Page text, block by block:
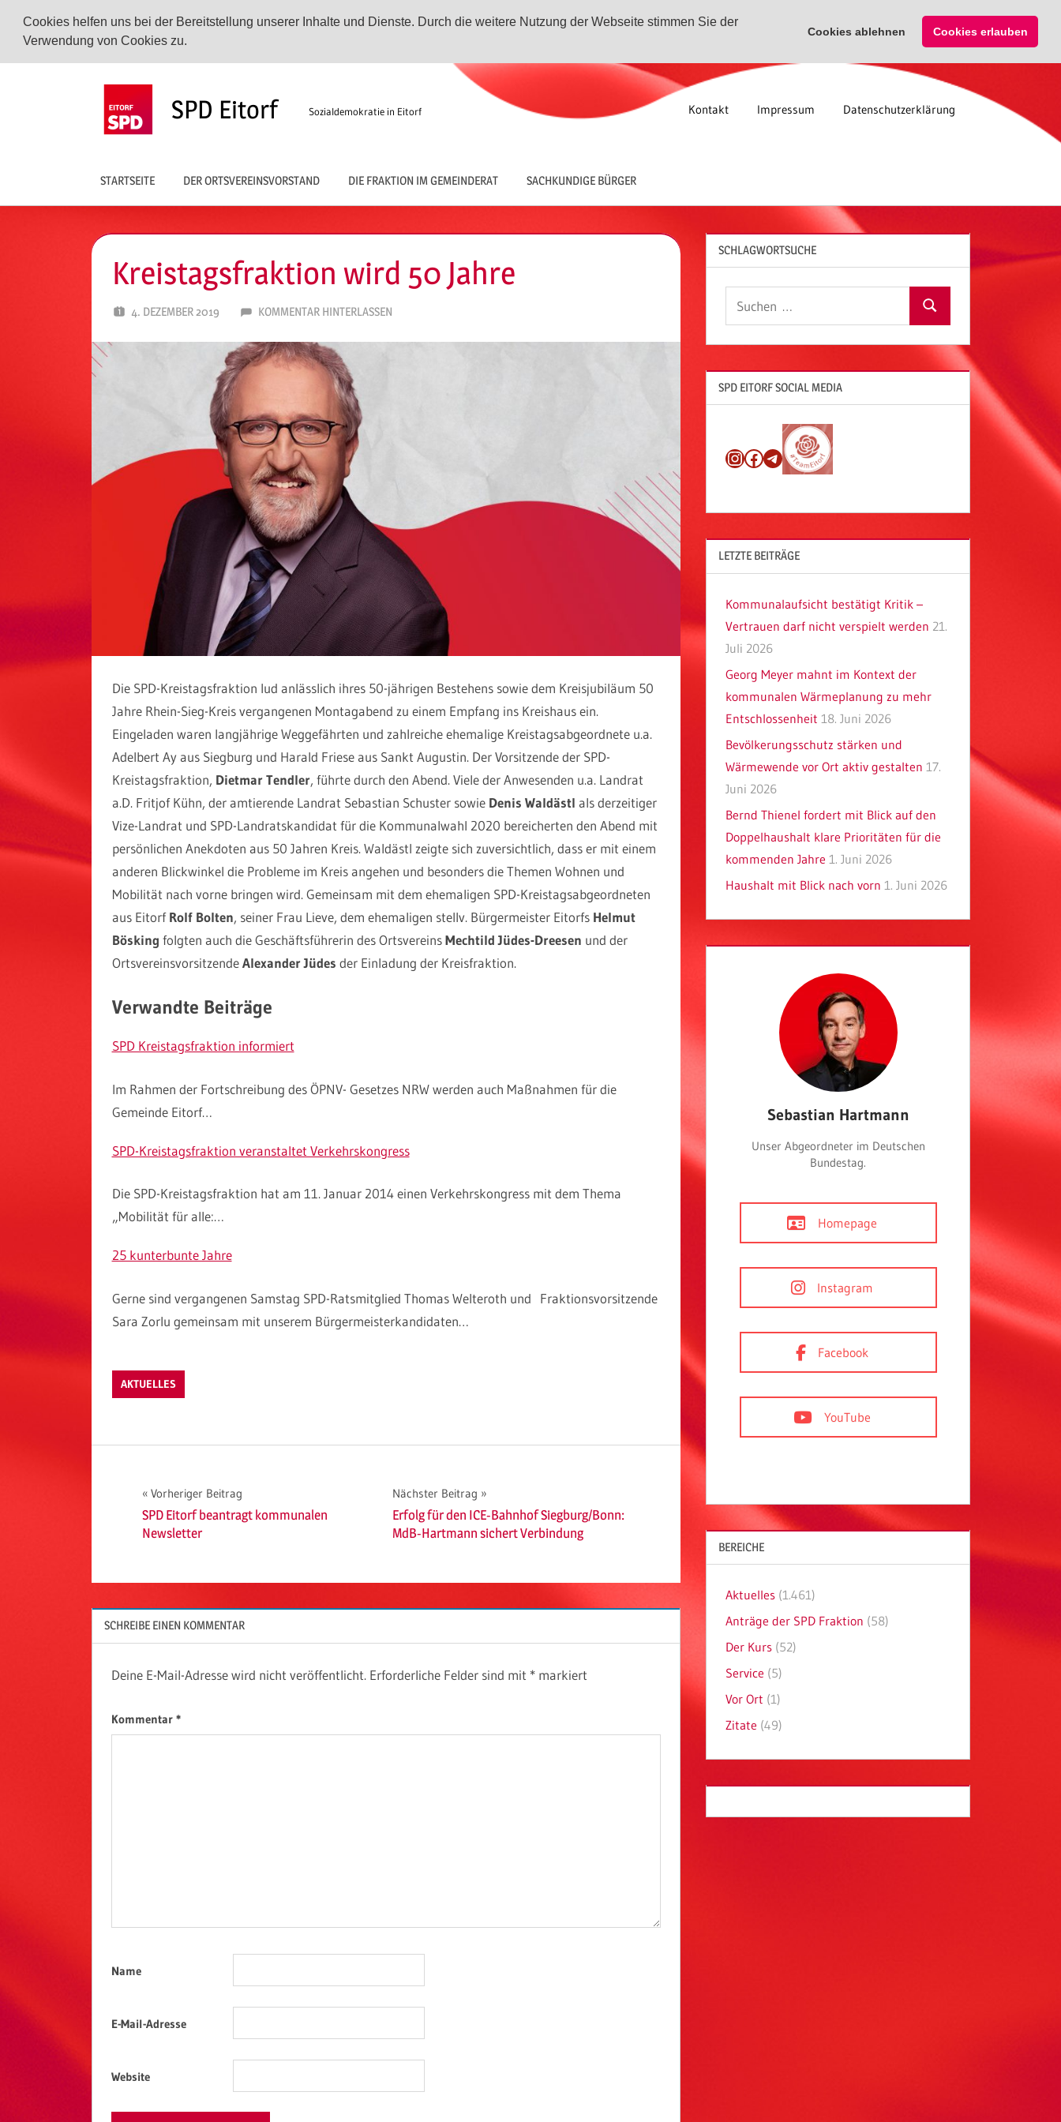
Cookies helfen uns bei der Bereitstellung unserer Inhalte und Dienste. Durch die weitere Nutzung der Webseite stimmen Sie der
Verwendung von Cookies zu.
Cookies ablehnen Cookies erlauben
SPD Eitorf Sozialdemokratie in Eitorf Kontakt Impressum Datenschutzerklärung
STARTSEITE DER ORTSVEREINSVORSTAND DIE FRAKTION IM GEMEINDERAT SACHKUNDIGE BÜRGER
Kreistagsfraktion wird 50 Jahre
4. DEZEMBER 2019 SPD EITORF
KOMMENTAR HINTERLASSEN
Die SPD-Kreistagsfraktion lud anlässlich ihres 50-jährigen Bestehens sowie dem Kreisjubiläum 50
Jahre Rhein-Sieg-Kreis vergangenen Montagabend zu einem Empfang ins Kreishaus ein.
Eingeladen waren langjährige Weggefährten und zahlreiche ehemalige Kreistagsabgeordnete u.a.
Adelbert Ay aus Siegburg und Harald Friese aus Sankt Augustin. Der Vorsitzende der SPD-
Kreistagsfraktion, Dietmar Tendler, führte durch den Abend. Viele der Anwesenden u.a. Landrat
a.D. Fritjof Kühn, der amtierende Landrat Sebastian Schuster sowie Denis Waldästl als derzeitiger
Vize-Landrat und SPD-Landratskandidat für die Kommunalwahl 2020 bereicherten den Abend mit
persönlichen Anekdoten aus 50 Jahren Kreis. Waldästl zeigte sich zuversichtlich, dass er mit einem
anderen Blickwinkel die Probleme im Kreis angehen und besonders die Themen Wohnen und
Mobilität nach vorne bringen wird. Gemeinsam mit dem ehemaligen SPD-Kreistagsabgeordneten
aus EitorfRolf Bolten, seiner Frau Lieve, dem ehemaligen stellv. Bürgermeister Eitorfs Helmut
Bösking folgten auch die Geschäftsführerin des OrtsvereinsMechtild Jüdes-Dreesen und der
OrtsvereinsvorsitzendeAlexander Jüdes der Einladung der Kreisfraktion.
Verwandte Beiträge
SPD Kreistagsfraktion informiert
Im Rahmen der Fortschreibung des ÖPNV- Gesetzes NRW werden auch Maßnahmen für die
Gemeinde Eitorf…
SPD-Kreistagsfraktion veranstaltet Verkehrskongress
Die SPD-Kreistagsfraktion hat am 11. Januar 2014 einen Verkehrskongress mit dem Thema
„Mobilität für alle:…
25 kunterbunte Jahre
Gerne sind vergangenen Samstag SPD-Ratsmitglied Thomas Welteroth und Fraktionsvorsitzende
Sara Zorlu gemeinsam mit unserem Bürgermeisterkandidaten…
AKTUELLES
Beitragsnavigation
Vorheriger Beitrag
SPD Eitorf beantragt kommunalen
Newsletter
Nächster Beitrag
Erfolg für den ICE-Bahnhof Siegburg/Bonn:
MdB-Hartmann sichert Verbindung
SCHREIBE EINEN KOMMENTAR
Deine E-Mail-Adresse wird nicht veröffentlicht. Erforderliche Felder sind mit * markiert
Kommentar *
Name
E-Mail-Adresse
Website
SCHLAGWORTSUCHE
Suchen
SPD EITORF SOCIAL MEDIA
Instagram
Facebook
Telegram
LETZTE BEITRÄGE
Kommunalaufsicht bestätigt Kritik –
Vertrauen darf nicht verspielt werden 21.
Juli 2026
Georg Meyer mahnt im Kontext der
kommunalen Wärmeplanung zu mehr
Entschlossenheit 18. Juni 2026
Bevölkerungsschutz stärken und
Wärmewende vor Ort aktiv gestalten 17.
Juni 2026
Bernd Thienel fordert mit Blick auf den
Doppelhaushalt klare Prioritäten für die
kommenden Jahre 1. Juni 2026
Haushalt mit Blick nach vorn 1. Juni 2026
Sebastian Hartmann
Unser Abgeordneter im Deutschen
Bundestag.
Homepage
Instagram
Facebook
YouTube
BEREICHE
Aktuelles (1.461)
Anträge der SPD Fraktion (58)
Der Kurs (52)
Service (5)
Vor Ort (1)
Zitate (49)